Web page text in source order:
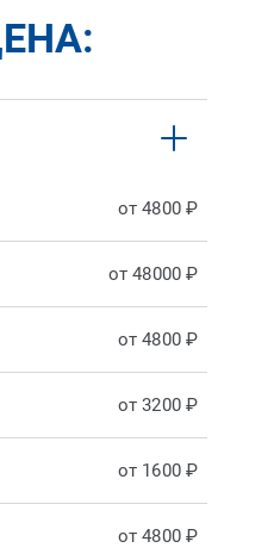
от 4800 ₽
от 48000 ₽
от 4800 ₽
от 3200 ₽
от 1600 ₽
от 4800 ₽